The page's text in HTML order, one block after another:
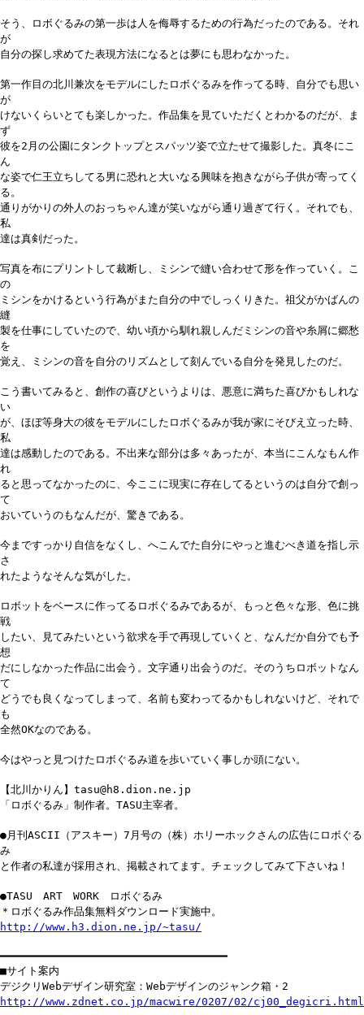
そう、ロボぐるみの第一歩は人を侮辱するための行為だったのである。それ
が
自分の探し求めてた表現方法になるとは夢にも思わなかった。
第一作目の北川兼次をモデルにしたロボぐるみを作ってる時、自分でも思い
が
けないくらいとても楽しかった。作品集を見ていただくとわかるのだが、ま
ず
彼を2月の公園にタンクトップとスパッツ姿で立たせて撮影した。真冬にこ
ん
な姿で仁王立ちしてる男に恐れと大いなる興味を抱きながら子供が寄ってく
る。
通りがかりの外人のおっちゃん達が笑いながら通り過ぎて行く。それでも、
私
達は真剣だった。
写真を布にプリントして裁断し、ミシンで縫い合わせて形を作っていく。こ
の
ミシンをかけるという行為がまた自分の中でしっくりきた。祖父がかばんの
縫
製を仕事にしていたので、幼い頃から馴れ親しんだミシンの音や糸屑に郷愁
を
覚え、ミシンの音を自分のリズムとして刻んでいる自分を発見したのだ。
こう書いてみると、創作の喜びというよりは、悪意に満ちた喜びかもしれな
い
が、ほぼ等身大の彼をモデルにしたロボぐるみが我が家にそびえ立った時、
私
達は感動したのである。不出来な部分は多々あったが、本当にこんなもん作
れ
ると思ってなかったのに、今ここに現実に存在してるというのは自分で創っ
て
おいていうのもなんだが、驚きである。
今まですっかり自信をなくし、へこんでた自分にやっと進むべき道を指し示
さ
れたようなそんな気がした。
ロボットをベースに作ってるロボぐるみであるが、もっと色々な形、色に挑
戦
したい、見てみたいという欲求を手で再現していくと、なんだか自分でも予
想
だにしなかった作品に出会う。文字通り出会うのだ。そのうちロボットなん
て
どうでも良くなってしまって、名前も変わってるかもしれないけど、それで
も
全然OKなのである。
今はやっと見つけたロボぐるみ道を歩いていく事しか頭にない。
【北川かりん】tasu@h8.dion.ne.jp
「ロボぐるみ」制作者。TASU主宰者。
●月刊ASCII（アスキー）7月号の（株）ホリーホックさんの広告にロボぐる
み
と作者の私達が採用され、掲載されてます。チェックしてみて下さいね！
●TASU ART WORK ロボぐるみ
＊ロボぐるみ作品集無料ダウンロード実施中。
http://www.h3.dion.ne.jp/~tasu/
━━━━━━━━━━━━━━━━━━━━━━━━━━━━━━━━━━━
■サイト案内
デジクリWebデザイン研究室：Webデザインのジャンク箱・2
http://www.zdnet.co.jp/macwire/0207/02/cj00_degicri.html